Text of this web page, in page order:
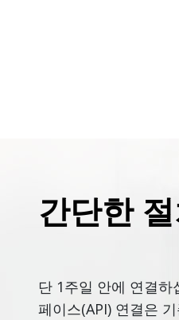
간단한
단 1주일 안에 연결
페이스(API) 연결은